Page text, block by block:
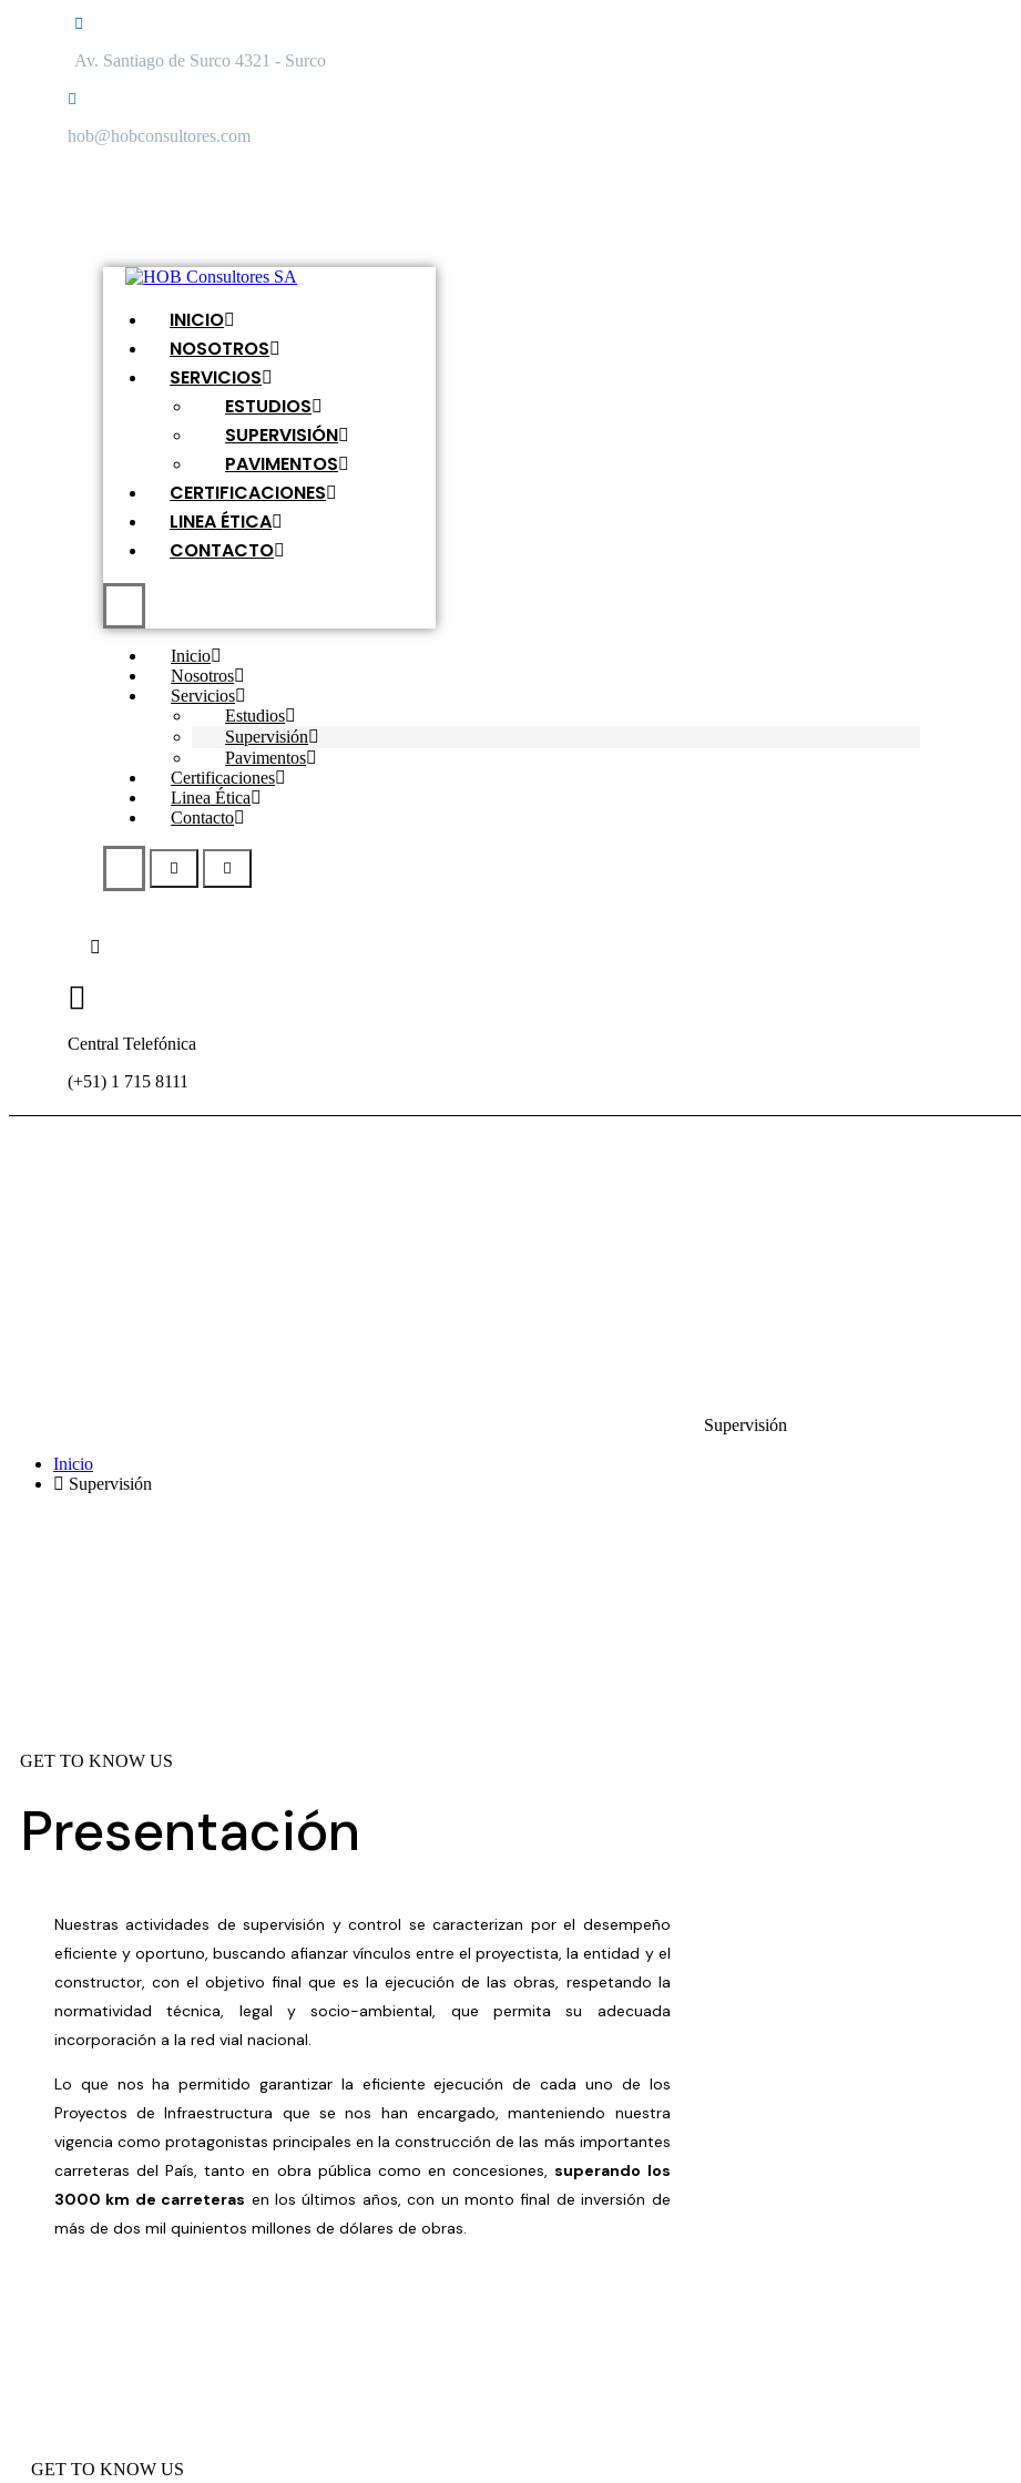
contenidoAv. Santiago de Surco 4321 - Surco
hob@hobconsultores.com
INICIO
NOSOTROS
SERVICIOS
ESTUDIOS
SUPERVISIÓN
PAVIMENTOS
CERTIFICACIONES
LINEA ÉTICA
CONTACTO
Inicio
Nosotros
Servicios
Estudios
Supervisión
Pavimentos
Certificaciones
Linea Ética
Contacto
Central Telefónica
(+51) 1 715 8111
Supervisión
Inicio
Supervisión
GET TO KNOW US
Presentación
Nuestras actividades de supervisión y control se caracterizan por el desempeño
eficiente y oportuno, buscando afianzar vínculos entre el proyectista, la entidad y el
constructor, con el objetivo final que es la ejecución de las obras, respetando la
normatividad técnica, legal y socio-ambiental, que permita su adecuada
incorporación a la red vial nacional.
Lo que nos ha permitido garantizar la eficiente ejecución de cada uno de los
Proyectos de Infraestructura que se nos han encargado, manteniendo nuestra
vigencia como protagonistas principales en la construcción de las más importantes
carreteras del País, tanto en obra pública como en concesiones, superando los
3000 km de carreteras en los últimos años, con un monto final de inversión de
más de dos mil quinientos millones de dólares de obras.
GET TO KNOW US